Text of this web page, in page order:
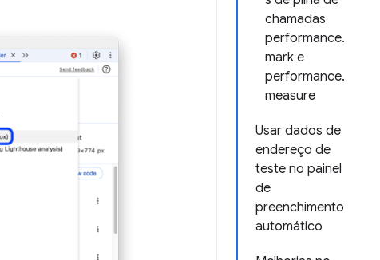
chamadas
performance.
mark e
performance.
measure
Usar dados de
endereço de
teste no painel
de
preenchimento
automático